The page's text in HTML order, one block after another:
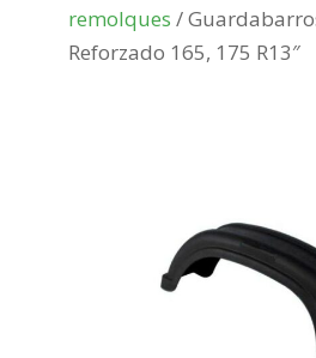
remolques /
Reforzado 165, 175 R13″